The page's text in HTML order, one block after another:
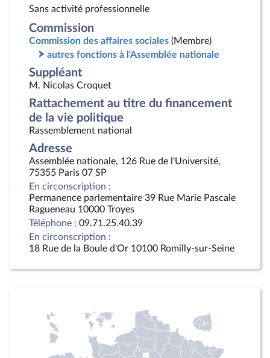
Sans activité professionnelle
Commission
Commission des affaires sociales (Membre)
autres fonctions à l'Assemblée nationale
Suppléant
M. Nicolas Croquet
Rattachement au titre du financement
de la vie politique
Rassemblement national
Adresse
Assemblée nationale, 126 Rue de l'Université,
75355 Paris 07 SP
En circonscription :
Permanence parlementaire 39 Rue Marie Pascale
Ragueneau 10000 Troyes
Téléphone : 09.71.25.40.39
En circonscription :
18 Rue de la Boule d'Or 10100 Romilly-sur-Seine